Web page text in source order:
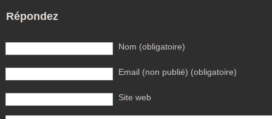
Répondez
Nom (obligatoire)
Email (non publié) (obligatoire)
Site web